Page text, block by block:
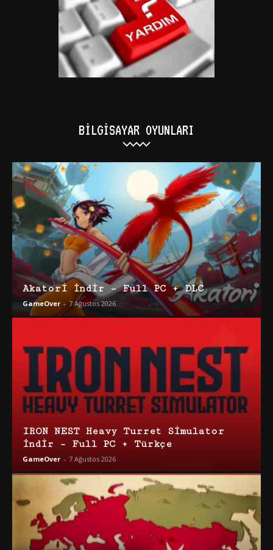
BILGISAYAR OYUNLARI
Akatori İndir – Full PC + DLC
GameOver - 7 Ağustos 2026
IRON NEST Heavy Turret Simulator
İndir – Full PC + Türkçe
GameOver - 7 Ağustos 2026